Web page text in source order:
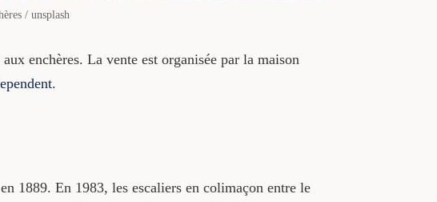
/ unsplash
enchères. La vente est organisée par la maison
.
1889. En 1983, les escaliers en colimaçon entre le